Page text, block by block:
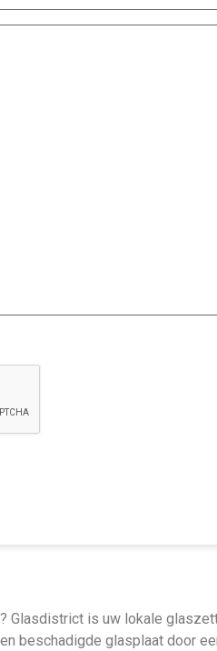
is uw lokale
beschadigde glasplaat door